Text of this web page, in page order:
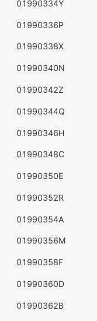
01990334Y
01990336P
01990338X
01990340N
01990342Z
01990344Q
01990346H
01990348C
01990350E
01990352R
01990354A
01990356M
01990358F
01990360D
01990362B